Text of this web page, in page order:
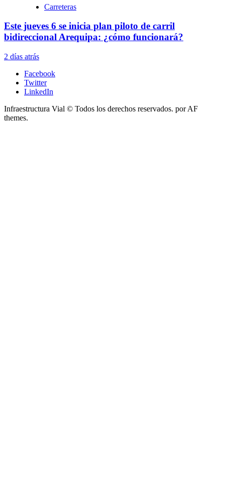
Carreteras
Este jueves 6 se inicia plan piloto de carril
bidireccional Arequipa: ¿cómo funcionará?
2 días atrás
Facebook
Twitter
LinkedIn
Infraestructura Vial © Todos los derechos reservados. por AF
themes.